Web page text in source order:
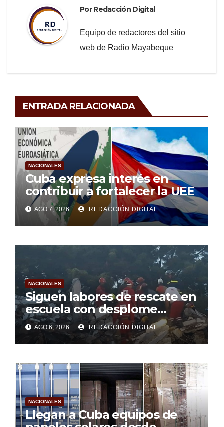
PorRedacción Digital
Equipo de redactores del sitio
web de Radio Mayabeque
ENTRADA RELACIONADA
NACIONALES
Cuba expresa interés en
contribuir a fortalecer la UEE
AGO 7, 2026 REDACCIÓN DIGITAL
NACIONALES
Siguen labores de rescate en
escuela con desplome
parcial en Cuba
AGO 6, 2026 REDACCIÓN DIGITAL
NACIONALES
Llegan a Cuba equipos de